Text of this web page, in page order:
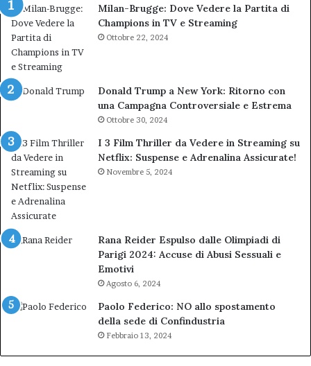
Milan-Brugge: Dove Vedere la Partita di
Champions in TV e Streaming
Ottobre 22, 2024
Donald Trump a New York: Ritorno con
una Campagna Controversiale e Estrema
Ottobre 30, 2024
I 3 Film Thriller da Vedere in Streaming su
Netflix: Suspense e Adrenalina Assicurate!
Novembre 5, 2024
Rana Reider Espulso dalle Olimpiadi di
Parigi 2024: Accuse di Abusi Sessuali e
Emotivi
Agosto 6, 2024
Paolo Federico: NO allo spostamento
della sede di Confindustria
Febbraio 13, 2024